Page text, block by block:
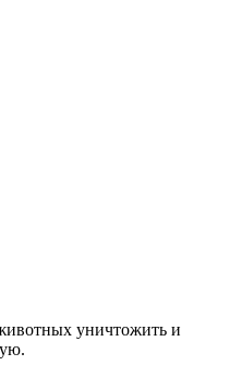
уничтожить и